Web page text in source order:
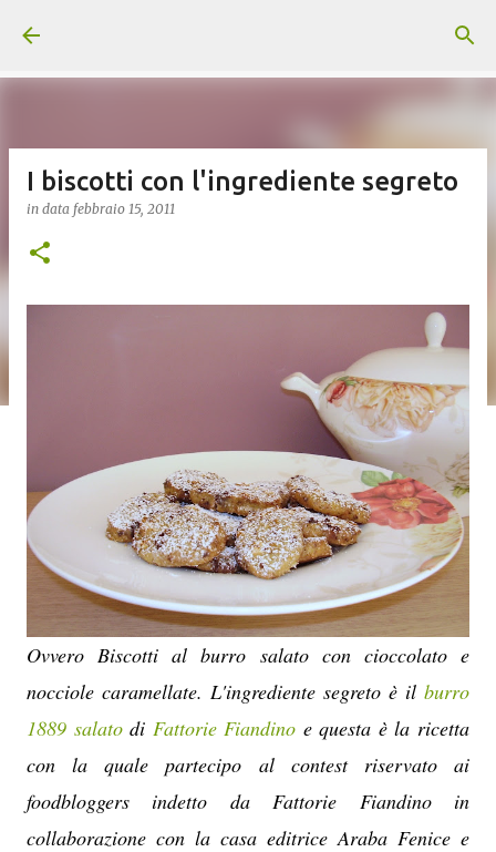
I biscotti con l'ingrediente segreto
in data febbraio 15, 2011
Ovvero Biscotti al burro salato con cioccolato e
nocciole caramellate. L'ingrediente segreto è il burro
1889 salatodi Fattorie Fiandino e questa è la ricetta
con la quale partecipo al contest riservato ai
foodbloggers indetto da Fattorie Fiandino in
collaborazione con la casa editrice Araba Fenice e